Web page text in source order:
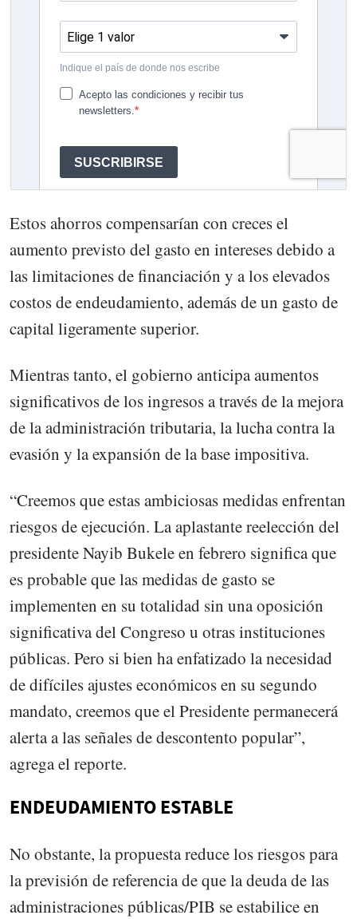
Estos ahorros compensarían con creces el
aumento previsto del gasto en intereses debido a
las limitaciones de financiación y a los elevados
costos de endeudamiento, además de un gasto de
capital ligeramente superior.
Mientras tanto, el gobierno anticipa aumentos
significativos de los ingresos a través de la mejora
de la administración tributaria, la lucha contra la
evasión y la expansión de la base impositiva.
“Creemos que estas ambiciosas medidas enfrentan
riesgos de ejecución. La aplastante reelección del
presidente Nayib Bukele en febrero significa que
es probable que las medidas de gasto se
implementen en su totalidad sin una oposición
significativa del Congreso u otras instituciones
públicas. Pero si bien ha enfatizado la necesidad
de difíciles ajustes económicos en su segundo
mandato, creemos que el Presidente permanecerá
alerta a las señales de descontento popular”,
agrega el reporte.
ENDEUDAMIENTO ESTABLE
No obstante, la propuesta reduce los riesgos para
la previsión de referencia de que la deuda de las
administraciones públicas/PIB se estabilice en